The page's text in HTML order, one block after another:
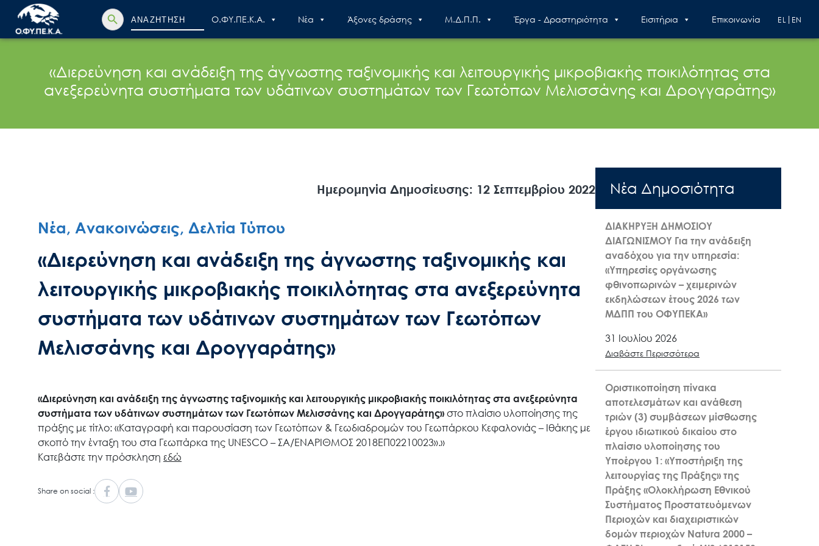
Search
for:
Search Button
Ο.ΦΥ.ΠΕ.Κ.Α. Nέα Άξονες δράσης Μ.Δ.Π.Π. Έργα - Δραστηριότητα Εισιτήρια Επικοινωνία EN
EL
«Διερεύνηση και ανάδειξη της άγνωστης ταξινομικής και λειτουργικής μικροβιακής ποικιλότητας στα
ανεξερεύνητα συστήματα των υδάτινων συστημάτων των Γεωτόπων Μελισσάνης και Δρογγαράτης»
Ημερομηνία Δημοσίευσης: 12 Σεπτεμβρίου 2022
Νέα, Ανακοινώσεις, Δελτία Τύπου
«Διερεύνηση και ανάδειξη της άγνωστης ταξινομικής και
λειτουργικής μικροβιακής ποικιλότητας στα ανεξερεύνητα
συστήματα των υδάτινων συστημάτων των Γεωτόπων
Μελισσάνης και Δρογγαράτης»
«Διερεύνηση και ανάδειξη της άγνωστης ταξινομικής και λειτουργικής μικροβιακής ποικιλότητας στα ανεξερεύνητα
συστήματα των υδάτινων συστημάτων των Γεωτόπων Μελισσάνης και Δρογγαράτης» στο πλαίσιο υλοποίησης της
πράξης με τίτλο: «Καταγραφή και παρουσίαση των Γεωτόπων & Γεωδιαδρομών του Γεωπάρκου Κεφαλονιάς – Ιθάκης με
σκοπό την ένταξη του στα Γεωπάρκα της UNESCO – ΣΑ/ΕΝΑΡΙΘΜΟΣ 2018ΕΠ02210023».»
Κατεβάστε την πρόσκληση εδώ
Share on social :
Nέα Δημοσιότητα
ΔΙΑΚΗΡΥΞΗ ΔΗΜΟΣΙΟΥ
ΔΙΑΓΩΝΙΣΜΟΥ Για την ανάδειξη
αναδόχου για την υπηρεσία:
«Υπηρεσίες οργάνωσης
φθινοπωρινών – χειμερινών
εκδηλώσεων έτους 2026 των
ΜΔΠΠ του ΟΦΥΠΕΚΑ»
31 Ιουλίου 2026
Διαβάστε Περισσότερα
Οριστικοποίηση πίνακα
αποτελεσμάτων και ανάθεση
τριών (3) συμβάσεων μίσθωσης
έργου ιδιωτικού δικαίου στο
πλαίσιο υλοποίησης του
Υποέργου 1: «Υποστήριξη της
λειτουργίας της Πράξης» της
Πράξης «Ολοκλήρωση Εθνικού
Συστήματος Προστατευόμενων
Περιοχών και διαχειριστικών
δομών περιοχών Natura 2000 –